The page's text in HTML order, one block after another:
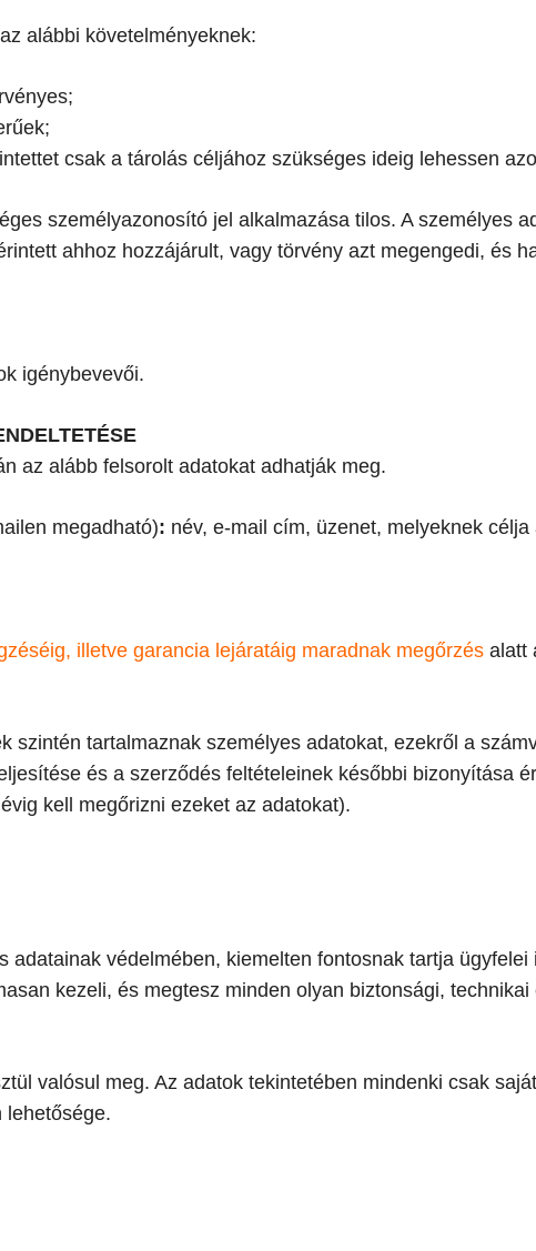
alábbi követelményeknek:
csak a tárolás céljához szükséges ideig lehessen
személyazonosító jel alkalmazása tilos. A személyes
ahhoz hozzájárult, vagy törvény azt megengedi, és
igénybevevői.
az alább felsorolt adatokat adhatják meg.
megadható): név, e-mail cím, üzenet, melyeknek
illetve garancia lejáratáig maradnak megőrzés alatt
szintén tartalmaznak személyes adatokat, ezekről a
és a szerződés feltételeinek későbbi bizonyítása
kell megőrizni ezeket az adatokat).
adatainak védelmében, kiemelten fontosnak tartja
kezeli, és megtesz minden olyan biztonsági,
valósul meg. Az adatok tekintetében mindenki csak
lehetősége.